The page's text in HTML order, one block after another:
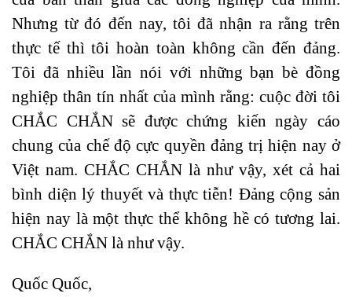
Nhưng từ đó đến nay, tôi đã nhận ra rằng trên
thực tế thì tôi hoàn toàn không cần đến đảng.
Tôi đã nhiều lần nói với những bạn bè đồng
nghiệp thân tín nhất của mình rằng: cuộc đời tôi
CHẮC CHẮN sẽ được chứng kiến ngày cáo
chung của chế độ cực quyền đảng trị hiện nay ở
Việt nam. CHẮC CHẮN là như vậy, xét cả hai
bình diện lý thuyết và thực tiễn! Đảng cộng sản
hiện nay là một thực thể không hề có tương lai.
CHẮC CHẮN là như vậy.
Quốc Quốc,